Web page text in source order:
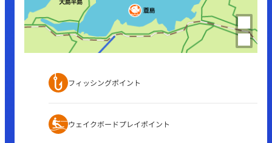
フィッシングポイント
ウェイクボードプレイポイント